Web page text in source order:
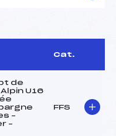
Cat.
de
U16
–
–
FFS